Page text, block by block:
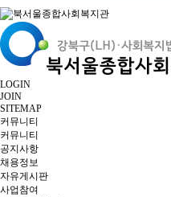
LOGIN
JOIN
SITEMAP
커뮤니티
커뮤니티
공지사항
채용정보
자유게시판
사업참여